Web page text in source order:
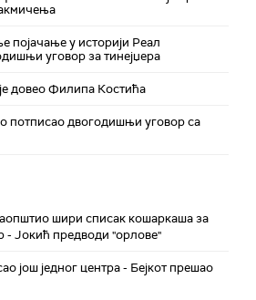
појачање у историји Реал
уговор за тинејџера
довео Филипа Костића
потписао двогодишњи уговор са
шири списак кошаркаша за
- Јокић предводи "орлове"
још једног центра - Бејкот прешао